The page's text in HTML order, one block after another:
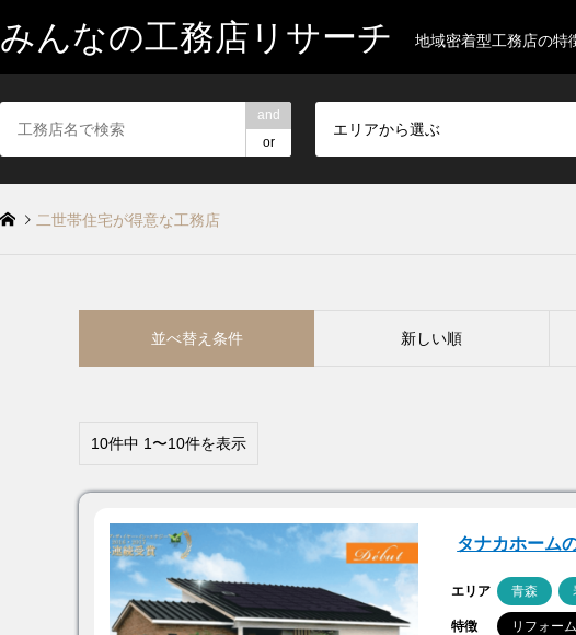
みんなの工務店リサーチ 地域密着型工務店の特
and
or
エリアから選ぶ
二世帯住宅が得意な工務店
並べ替え条件 新しい順
10件中 1〜10件を表示
タナカホーム
エリア 青森
特徴 リフォー